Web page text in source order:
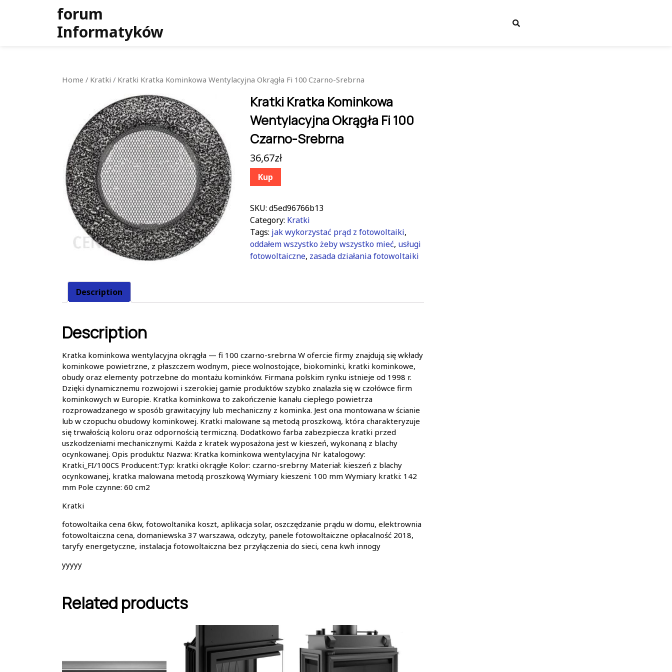
forum
Informatyków
Home / Kratki / Kratki Kratka Kominkowa Wentylacyjna Okrągła Fi 100 Czarno-Srebrna
Kratki Kratka Kominkowa
Wentylacyjna Okrągła Fi 100
Czarno-Srebrna
36,67zł
Kup
SKU:d5ed96766b13
Category: Kratki
Tags: jak wykorzystać prąd z fotowoltaiki,
oddałem wszystko żeby wszystko mieć, usługi
fotowoltaiczne, zasada działania fotowoltaiki
Description
Description
Kratka kominkowa wentylacyjna okrągła — fi 100 czarno-srebrna W ofercie firmy znajdują się wkłady
kominkowe powietrzne, z płaszczem wodnym, piece wolnostojące, biokominki, kratki kominkowe,
obudy oraz elementy potrzebne do montażu kominków. Firmana polskim rynku istnieje od 1998 r.
Dzięki dynamicznemu rozwojowi i szerokiej gamie produktów szybko znalazła się w czołówce firm
kominkowych w Europie. Kratka kominkowa to zakończenie kanału ciepłego powietrza
rozprowadzanego w sposób grawitacyjny lub mechaniczny z kominka. Jest ona montowana w ścianie
lub w czopuchu obudowy kominkowej. Kratki malowane są metodą proszkową, która charakteryzuje
się trwałością koloru oraz odpornością termiczną. Dodatkowo farba zabezpiecza kratki przed
uszkodzeniami mechanicznymi. Każda z kratek wyposażona jest w kieszeń, wykonaną z blachy
ocynkowanej. Opis produktu: Nazwa: Kratka kominkowa wentylacyjna Nr katalogowy:
Kratki_FI/100CS Producent:Typ: kratki okrągłe Kolor: czarno-srebrny Materiał: kieszeń z blachy
ocynkowanej, kratka malowana metodą proszkową Wymiary kieszeni: 100 mm Wymiary kratki: 142
mm Pole czynne: 60 cm2
Kratki
fotowoltaika cena 6kw, fotowoltanika koszt, aplikacja solar, oszczędzanie prądu w domu, elektrownia
fotowoltaiczna cena, domaniewska 37 warszawa, odczyty, panele fotowoltaiczne opłacalność 2018,
taryfy energetyczne, instalacja fotowoltaiczna bez przyłączenia do sieci, cena kwh innogy
yyyyy
Related products